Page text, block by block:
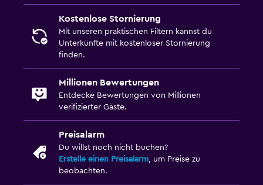
Kostenlose Stornierung
Mit unseren praktischen Filtern kannst du
Unterkünfte mit kostenloser Stornierung
finden.
Millionen Bewertungen
Entdecke Bewertungen von Millionen
verifizierter Gäste.
Preisalarm
Du willst noch nicht buchen?
Erstelle einen Preisalarm , um Preise zu
beobachten.